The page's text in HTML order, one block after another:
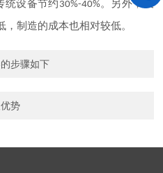
统设备节约 30%-40%。另外，没
制造的成本也相对较低。
步骤如下
势